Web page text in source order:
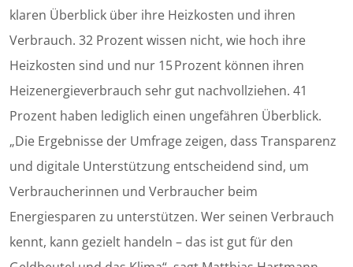
klaren Überblick über ihre Heizkosten und ihren
Verbrauch. 32 Prozent wissen nicht, wie hoch ihre
Heizkosten sind und nur 15 Prozent können ihren
Heizenergieverbrauch sehr gut nachvollziehen. 41
Prozent haben lediglich einen ungefähren Überblick.
„Die Ergebnisse der Umfrage zeigen, dass Transparenz
und digitale Unterstützung entscheidend sind, um
Verbraucherinnen und Verbraucher beim
Energiesparen zu unterstützen. Wer seinen Verbrauch
kennt, kann gezielt handeln – das ist gut für den